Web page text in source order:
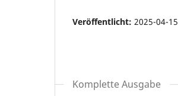
Veröffentlicht: 2025-04-15
Komplette Ausgabe